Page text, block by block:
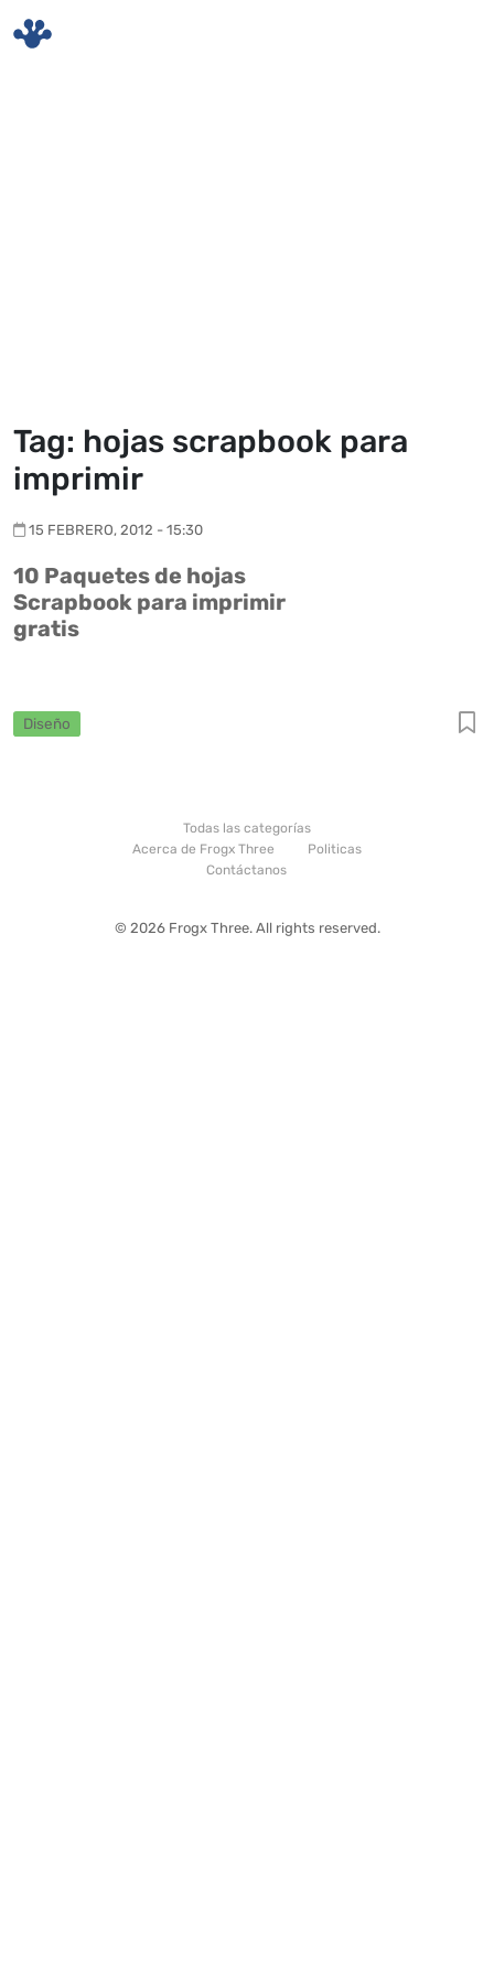
Tag: hojas scrapbook para
imprimir
15 FEBRERO, 2012 - 15:30
10 Paquetes de hojas
Scrapbook para imprimir
gratis
Diseño
Todas las categorías
Acerca de Frogx Three
Politicas
Contáctanos
© 2026 Frogx Three. All rights reserved.